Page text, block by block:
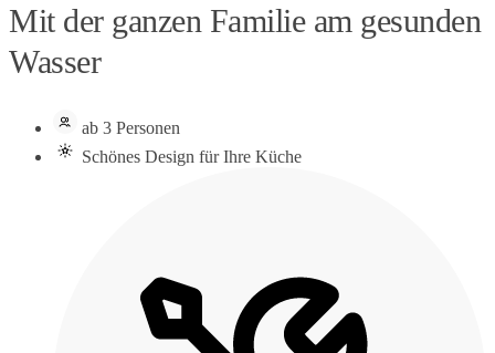
Mit der ganzen Familie am gesunden
Wasser
ab 3 Personen
Schönes Design für Ihre Küche